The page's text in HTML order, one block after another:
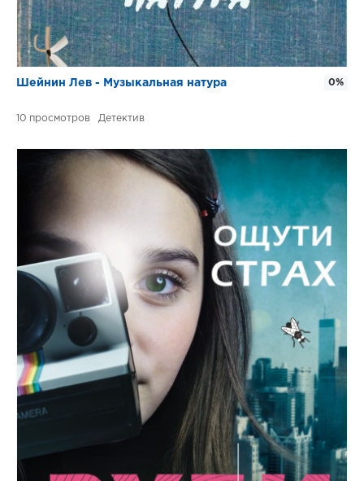
Шейнин Лев - Музыкальная натура
10 Детектив
0%